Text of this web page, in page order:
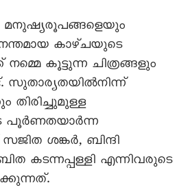
മനുഷ്യരൂപങ്ങളെയും
കാഴ്‌ചയുടെ
നമ്മെ കൂട്ടുന്ന ചിത്രങ്ങളും
സുതാര്യതയിൽനിന്ന്‌
തിരിച്ചുമുള്ള
പൂർണതയാർന്ന
ശങ്കർ, ബിന്ദി
കടന്നപ്പള്ളി എന്നിവരുടെ